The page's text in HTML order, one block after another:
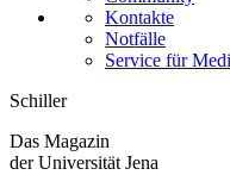
Kontakte
Notfälle
Service für
Schiller
Das Magazin
der Universität Jena